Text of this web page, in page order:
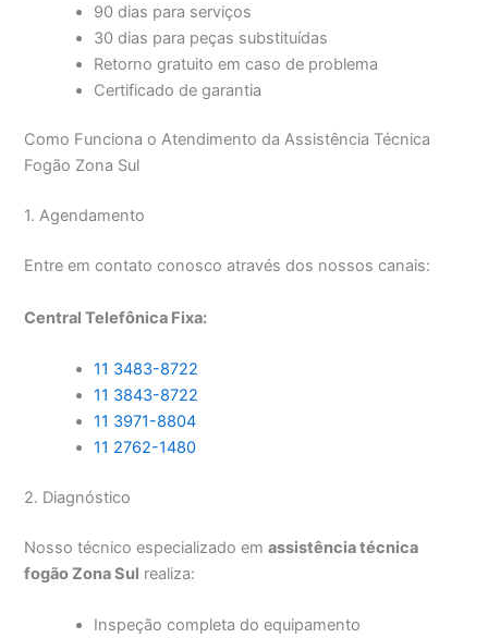
90 dias para serviços
30 dias para peças substituídas
Retorno gratuito em caso de problema
Certificado de garantia
Como Funciona o Atendimento da Assistência Técnica
Fogão Zona Sul
1. Agendamento
Entre em contato conosco através dos nossos canais:
Central Telefônica Fixa:
11 3483-8722
11 3843-8722
11 3971-8804
11 2762-1480
2. Diagnóstico
Nosso técnico especializado emassistência técnica
fogão Zona Sul realiza:
Inspeção completa do equipamento